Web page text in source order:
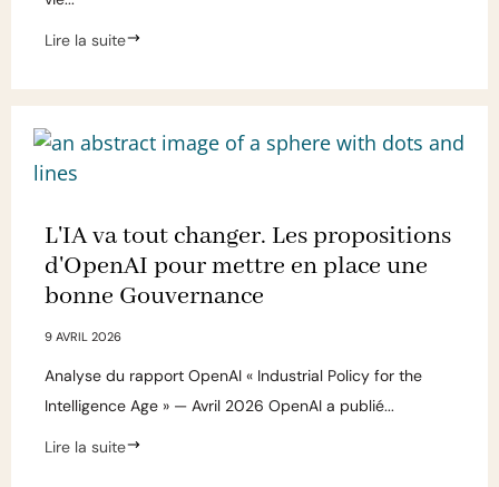
Lire la suite
L'IA va tout changer. Les propositions
d'OpenAI pour mettre en place une
bonne Gouvernance
9 AVRIL 2026
Analyse du rapport OpenAI « Industrial Policy for the
Intelligence Age » — Avril 2026 OpenAI a publié...
Lire la suite